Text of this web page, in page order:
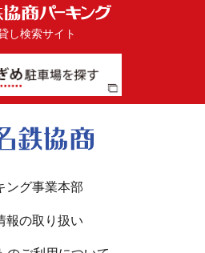
し検索サイト
ング事業本部
報の取り扱い